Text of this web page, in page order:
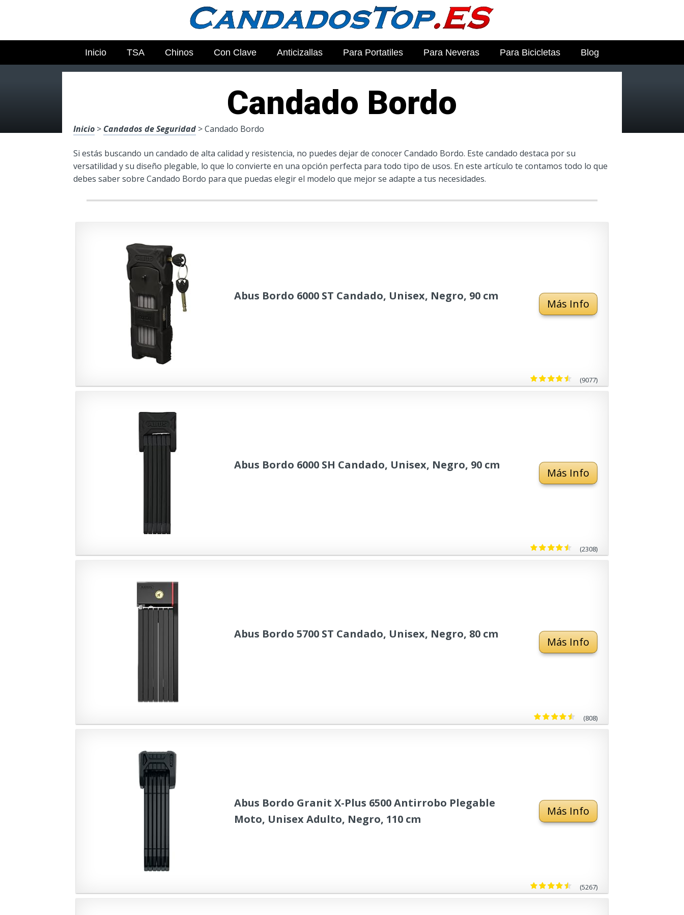
Inicio TSA Chinos Con Clave Anticizallas Para Portatiles Para Neveras Para Bicicletas Blog
Candado Bordo
Inicio > Candados de Seguridad > Candado Bordo
Si estás buscando un candado de alta calidad y resistencia, no puedes dejar de conocer Candado Bordo. Este candado destaca por su
versatilidad y su diseño plegable, lo que lo convierte en una opción perfecta para todo tipo de usos. En este artículo te contamos todo lo que
debes saber sobre Candado Bordo para que puedas elegir el modelo que mejor se adapte a tus necesidades.
Abus Bordo 6000 ST Candado, Unisex, Negro, 90 cm
Más Info
(9077)
Abus Bordo 6000 SH Candado, Unisex, Negro, 90 cm
Más Info
(2308)
Abus Bordo 5700 ST Candado, Unisex, Negro, 80 cm
Más Info
(808)
Abus Bordo Granit X-Plus 6500 Antirrobo Plegable
Moto, Unisex Adulto, Negro, 110 cm
Más Info
(5267)